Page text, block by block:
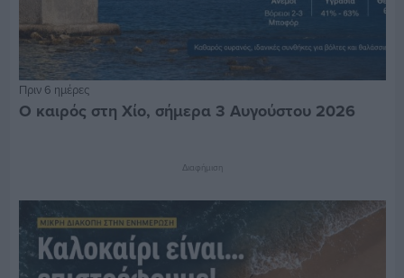
Πριν 6 ημέρες
Ο καιρός στη Χίο, σήμερα 3 Αυγούστου 2026
Διαφήμιση